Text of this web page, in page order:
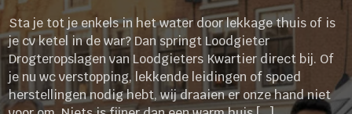
Sta je tot je enkels in het water door lekkage thuis of is
je cv ketel in de war? Dan springt Loodgieter
Drogteropslagen van Loodgieters Kwartier direct bij. Of
je nu wc verstopping, lekkende leidingen of spoed
herstellingen nodig hebt, wij draaien er onze hand niet